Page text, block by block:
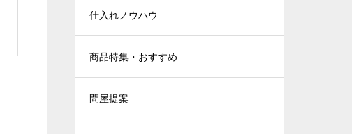
仕入れノウハウ
商品特集・おすすめ
問屋提案